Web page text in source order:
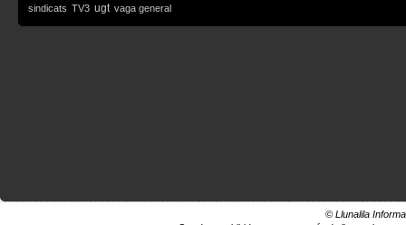
sindicats TV3 ugt vaga general
© Llunalila